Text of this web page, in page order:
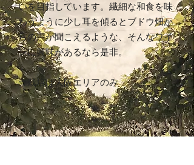
いを目指しています。繊細な和食を味
わうように少し耳を傾るとブドウ畑か
らの声が聞こえるような、そんなワイ
ンに興味があるなら是非。
☆ 栽培は大阪エリアのみ